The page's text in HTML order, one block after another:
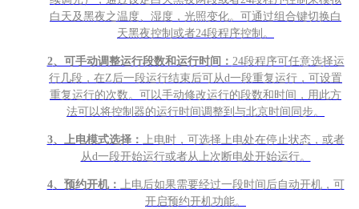
白天及黑夜之温度、湿度，光照变化。可通过组合键切换白
天黑夜控制或者24段程序控制。
2、可手动调整运行段数和运行时间： 24段程序可任意选择运
行几段，在Z后一段运行结束后可从d一段重复运行，可设置
重复运行的次数。可以手动修改运行的段数和时间，用此方
法可以将控制器的运行时间调整到与北京时间同步。
3、上电模式选择： 上电时，可选择上电处在停止状态，或者
从d一段开始运行或者从上次断电处开始运行。
4、预约开机： 上电后如果需要经过一段时间后自动开机，可
开启预约开机功能。